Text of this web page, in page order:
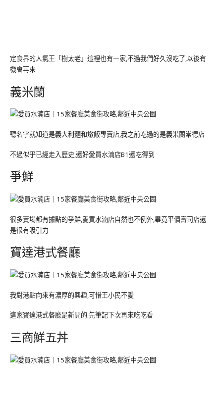
定食界的人氣王「樹太老」這裡也有一家,不過我們好久沒吃了,以後有
機會再來
義米蘭
聽名字就知道是義大利麵和燉飯專賣店,我之前吃過的是義米蘭崇德店
不過似乎已經走入歷史,還好愛買水湳店B1還吃得到
爭鮮
很多賣場都有據點的爭鮮,愛買水湳店自然也不例外,畢竟平價壽司店還
是很有吸引力
寶達港式餐廳
我對港點向來有濃厚的興趣,可惜王小民不愛
這家寶達港式餐廳是新開的,先筆記下次再來吃吃看
三商鮮五丼